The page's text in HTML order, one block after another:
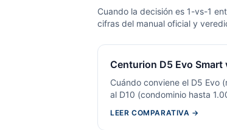
Cuando la decisión es 1-vs-1
cifras del manual oficial y
Centurion D5 Evo Smart
Cuándo conviene el D5 Evo
al D10 (condominio hasta
LEER COMPARATIVA →